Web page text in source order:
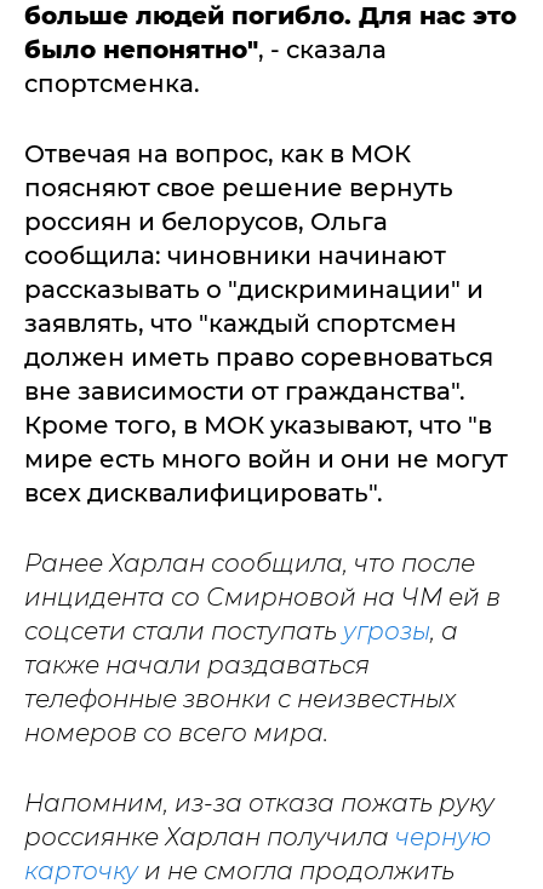
больше людей погибло. Для нас это
было непонятно", - сказала
спортсменка.
Отвечая на вопрос, как в МОК
поясняют свое решение вернуть
россиян и белорусов, Ольга
сообщила: чиновники начинают
рассказывать о "дискриминации" и
заявлять, что "каждый спортсмен
должен иметь право соревноваться
вне зависимости от гражданства".
Кроме того, в МОК указывают, что "в
мире есть много войн и они не могут
всех дисквалифицировать".
Ранее Харлан сообщила, что после
инцидента со Смирновой на ЧМ ей в
соцсети стали поступать угрозы, а
также начали раздаваться
телефонные звонки с неизвестных
номеров со всего мира.
Напомним, из-за отказа пожать руку
россиянке Харлан получила черную
карточкуи не смогла продолжить